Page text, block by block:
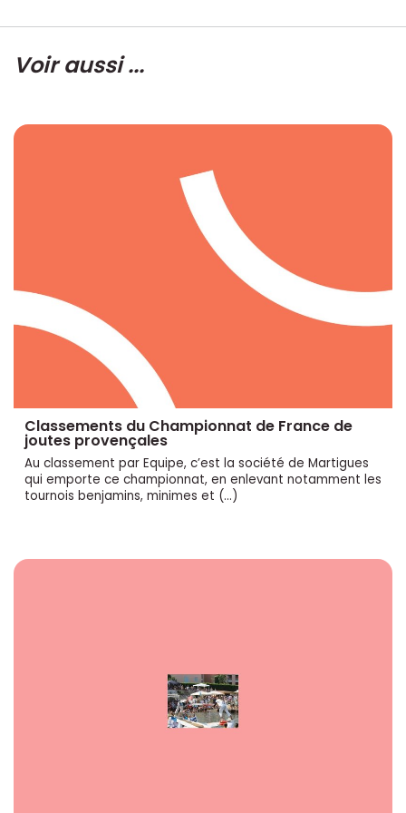
Voir aussi ...
Classements du Championnat de France de
joutes provençales
Au classement par Equipe, c’est la société de Martigues
qui emporte ce championnat, en enlevant notamment les
tournois benjamins, minimes et (…)